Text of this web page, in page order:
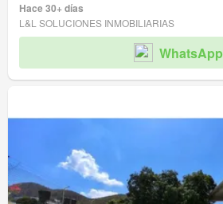
Hace 30+ días
L&L SOLUCIONES INMOBILIARIAS
WhatsApp